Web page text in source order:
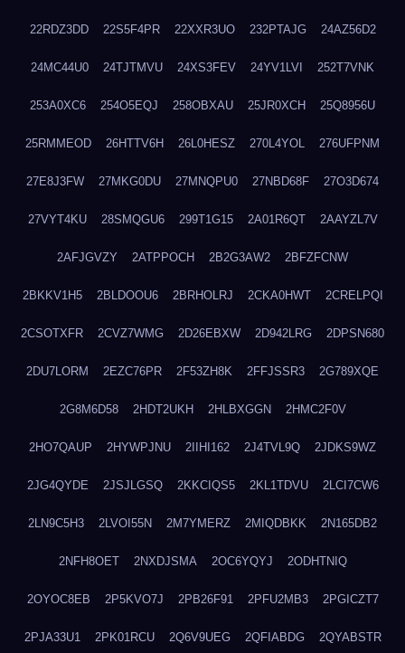
22RDZ3DD 22S5F4PR 22XXR3UO 232PTAJG 24AZ56D2
24MC44U0 24TJTMVU 24XS3FEV 24YV1LVI 252T7VNK
253A0XC6 254O5EQJ 258OBXAU 25JR0XCH 25Q8956U
25RMMEOD 26HTTV6H 26L0HESZ 270L4YOL 276UFPNM
27E8J3FW 27MKG0DU 27MNQPU0 27NBD68F 27O3D674
27VYT4KU 28SMQGU6 299T1G15 2A01R6QT 2AAYZL7V
2AFJGVZY 2ATPPOCH 2B2G3AW2 2BFZFCNW
2BKKV1H5 2BLDOOU6 2BRHOLRJ 2CKA0HWT 2CRELPQI
2CSOTXFR 2CVZ7WMG 2D26EBXW 2D942LRG 2DPSN680
2DU7LORM 2EZC76PR 2F53ZH8K 2FFJSSR3 2G789XQE
2G8M6D58 2HDT2UKH 2HLBXGGN 2HMC2F0V
2HO7QAUP 2HYWPJNU 2IIHI162 2J4TVL9Q 2JDKS9WZ
2JG4QYDE 2JSJLGSQ 2KKCIQS5 2KL1TDVU 2LCI7CW6
2LN9C5H3 2LVOI55N 2M7YMERZ 2MIQDBKK 2N165DB2
2NFH8OET 2NXDJSMA 2OC6YQYJ 2ODHTNIQ
2OYOC8EB 2P5KVO7J 2PB26F91 2PFU2MB3 2PGICZT7
2PJA33U1 2PK01RCU 2Q6V9UEG 2QFIABDG 2QYABSTR